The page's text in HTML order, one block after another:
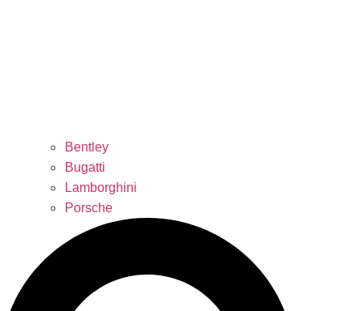
Bentley
Bugatti
Lamborghini
Porsche